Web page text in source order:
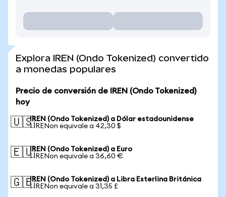
Explora IREN (Ondo Tokenized) convertido
a monedas populares
Precio de conversión de IREN (Ondo Tokenized)
hoy
🇺🇸IREN (Ondo Tokenized) a Dólar estadounidense
1 IRENon equivale a 42,30 $
🇪🇺IREN (Ondo Tokenized) a Euro
1 IRENon equivale a 36,60 €
🇬🇧IREN (Ondo Tokenized) a Libra Esterlina Británica
1 IRENon equivale a 31,35 £